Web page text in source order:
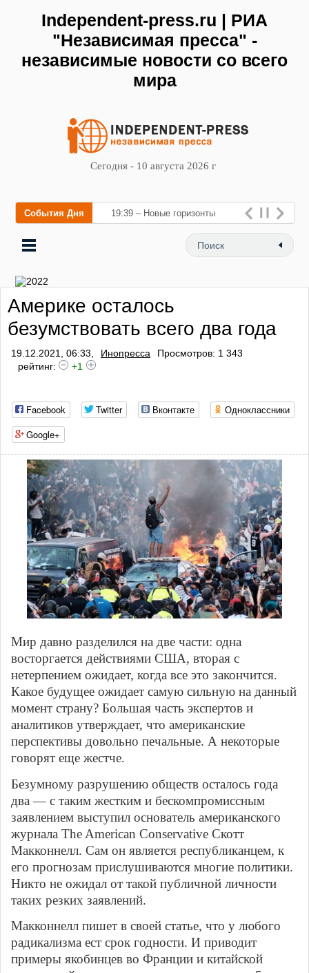
Independent-press.ru | РИА
"Независимая пресса" -
независимые новости со всего
мира
Сегодня - 10 августа 2026 г
События Дня 19:39 – Новые горизонты
флебологии: в Москве
открылся «Городской центр
Америке осталось
безумствовать всего два года
19.12.2021, 06:33, Инопресса
Просмотров: 1 343
рейтинг:
+1
Facebook Twitter Вконтакте
Одноклассники
Google+
Мир давно разделился на две части: одна
восторгается действиями США, вторая с
нетерпением ожидает, когда все это закончится.
Какое будущее ожидает самую сильную на данный
момент страну? Большая часть экспертов и
аналитиков утверждает, что американские
перспективы довольно печальные. А некоторые
говорят еще жестче.
Безумному разрушению обществ осталось года
два — с таким жестким и бескомпромиссным
заявлением выступил основатель американского
журнала The American Conservative Скотт
Макконнелл. Сам он является республиканцем, к
его прогнозам прислушиваются многие политики.
Никто не ожидал от такой публичной личности
таких резких заявлений.
Макконнелл пишет в своей статье, что у любого
радикализма ест срок годности. И приводит
примеры якобинцев во Франции и китайской